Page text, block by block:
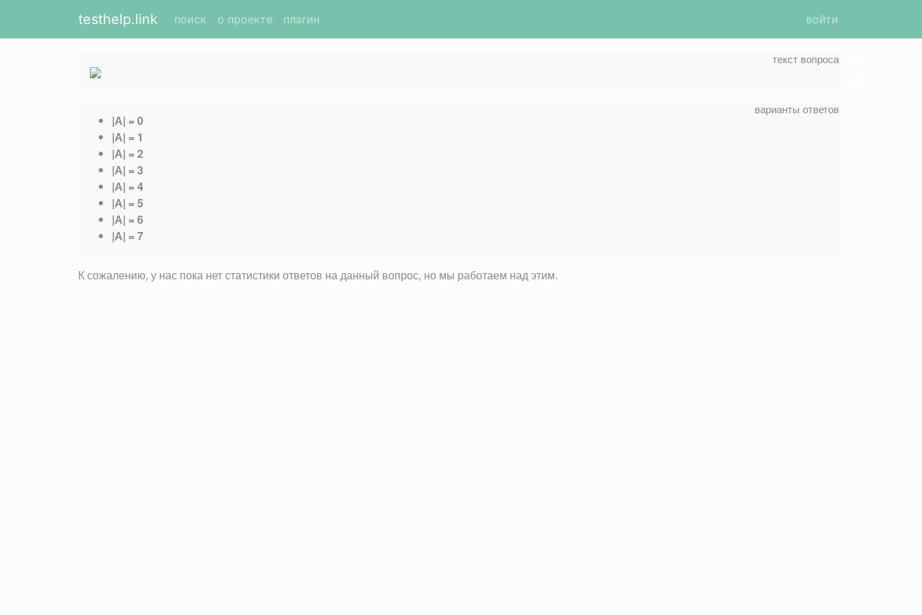
testhelp.link поиск о проекте плагин войти
|А| = 0
|А| = 1
|А| = 2
|А| = 3
|А| = 4
|А| = 5
|А| = 6
|А| = 7
К сожалению, у нас пока нет статистики ответов на данный вопрос, но мы работаем над этим.